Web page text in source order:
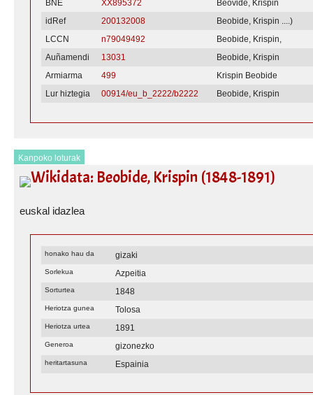
BNE
XX895372
Beovide, Krispin
idRef
200132008
Beobide, Krispin ....)
LCCN
n79049492
Beobide, Krispin,
Auñamendi
13031
Beobide, Krispin
Armiarma
499
Krispin Beobide
Lur hiztegia
00914/eu_b_2222/b2222 Beobide, Krispin
Kanpoko loturak
Wikidata: Beobide, Krispin (1848-1891)
euskal idazlea
honako hau da gizaki
Sorlekua Azpeitia
Sorturtea 1848
Heriotza gunea Tolosa
Heriotza urtea 1891
Generoa gizonezko
heritartasuna Espainia